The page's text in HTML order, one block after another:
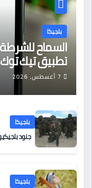
بلجيكا
السماح
تطبيق تيك توك
7 أغسطس، 2026
بلجيكا
جنود
بلجيكا